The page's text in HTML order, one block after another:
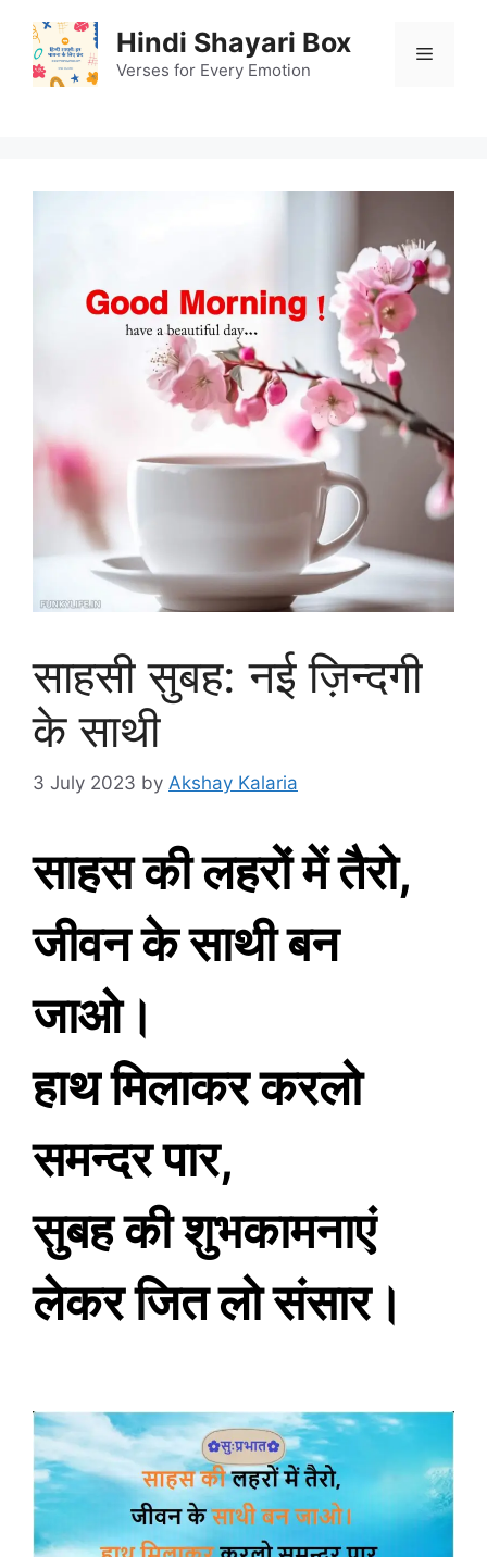
content
Hindi Shayari Box
Verses for Every Emotion
Menu
साहसी सुबह: नई ज़िन्दगी
के साथी
3 July 2023 by Akshay Kalaria
साहस की लहरों में तैरो,
जीवन के साथी बन
जाओ।
हाथ मिलाकर करलो
समन्दर पार,
सुबह की शुभकामनाएं
लेकर जित लो संसार।